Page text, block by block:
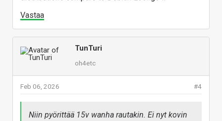
Vastaa
TunTuri
oh4etc
#4
Feb 06, 2026
Niin pyörittää 15v wanha rautakin. Ei nyt kovin